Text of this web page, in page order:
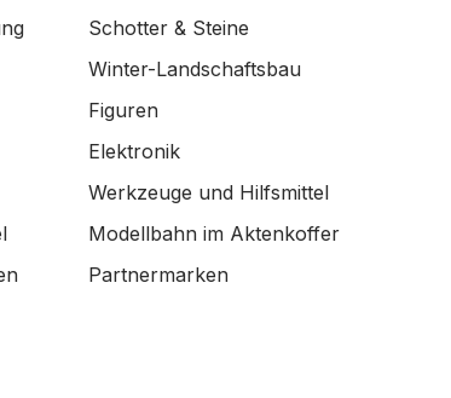
Schotter & Steine
Winter-Landschaftsbau
Figuren
Elektronik
Werkzeuge und Hilfsmittel
Modellbahn im Aktenkoffer
Partnermarken